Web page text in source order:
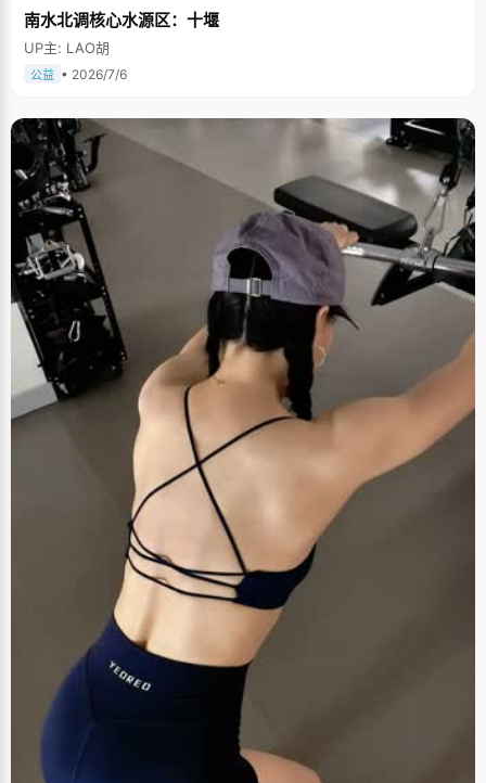
南水北调核心水源区：十堰
UP主: LAO胡
公益 • 2026/7/6